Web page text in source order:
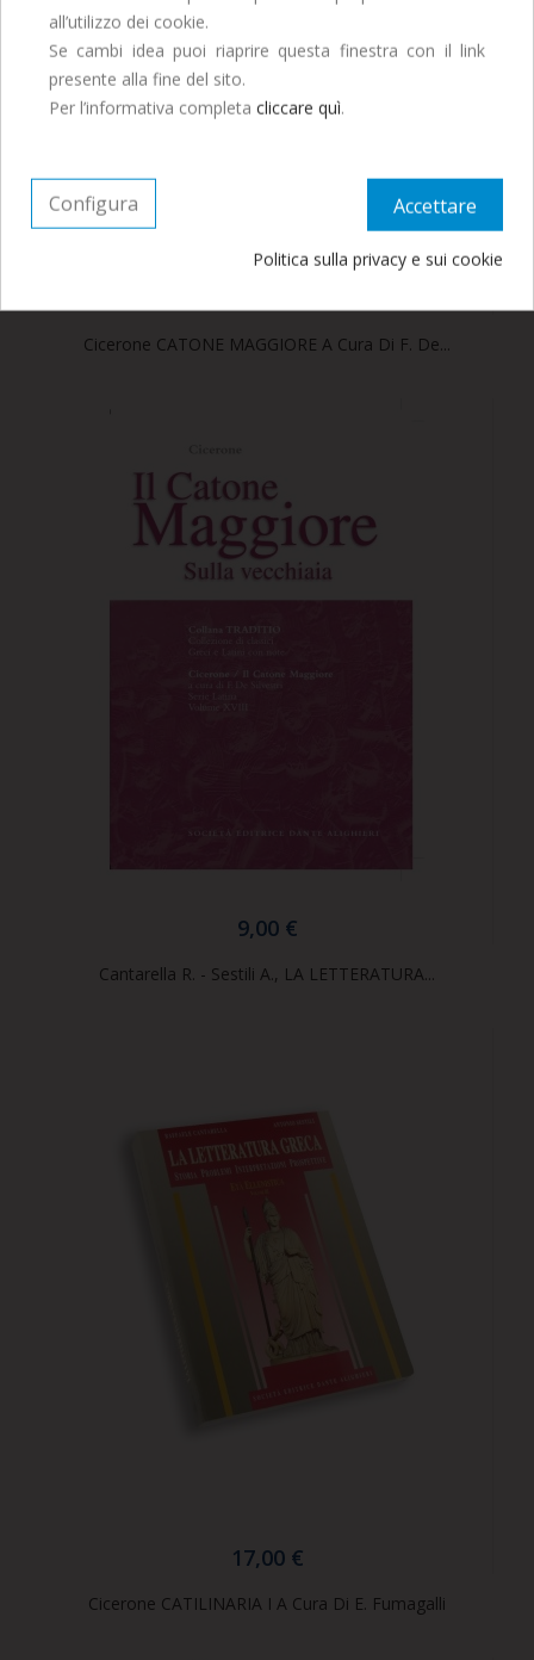
Cicerone CATONE MAGGIORE A Cura Di F. De...
9,00 €
Cantarella R. - Sestili A., LA LETTERATURA...
17,00 €
Cicerone CATILINARIA I A Cura Di E. Fumagalli
all’utilizzo dei cookie.
Se cambi idea puoi riaprire questa finestra con il link
presente alla fine del sito.
Per l’informativa completa cliccare quì.
Accettare
Configura
Politica sulla privacy e sui cookie
entro il 29 Luglio per ricevere entro fine mese.
Continua ad ordinare, le spedizioni
riprenderanno a Settembre.